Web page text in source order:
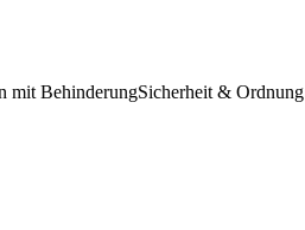
mit BehinderungSicherheit & Ordnung